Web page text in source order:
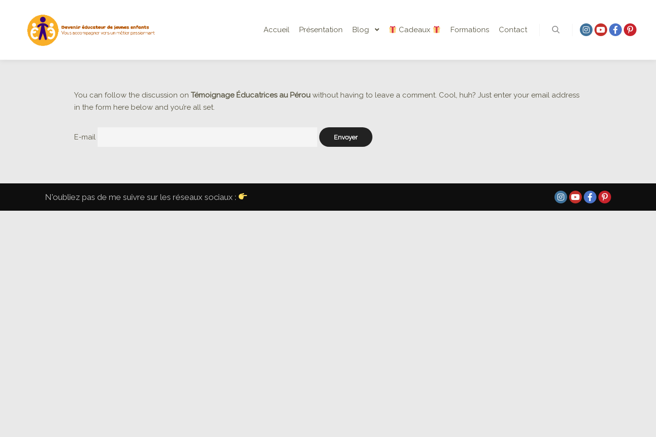
Accueil Présentation Blog Cadeaux Formations Contact
You can follow the discussion on Témoignage Éducatrices au Pérou without having to leave a comment. Cool, huh? Just enter your email address
in the form here below and you’re all set.
E-mail
N'oubliez pas de me suivre sur les réseaux sociaux :